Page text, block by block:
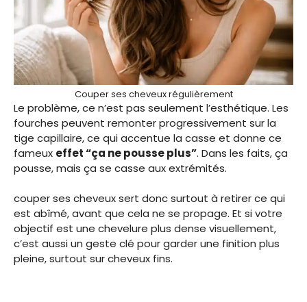
Couper ses cheveux régulièrement
Le problème, ce n’est pas seulement l’esthétique. Les
fourches peuvent remonter progressivement sur la
tige capillaire, ce qui accentue la casse et donne ce
fameux effet “ça ne pousse plus”. Dans les faits, ça
pousse, mais ça se casse aux extrémités.
couper ses cheveux sert donc surtout à retirer ce qui
est abîmé, avant que cela ne se propage. Et si votre
objectif est une chevelure plus dense visuellement,
c’est aussi un geste clé pour garder une finition plus
pleine, surtout sur cheveux fins.